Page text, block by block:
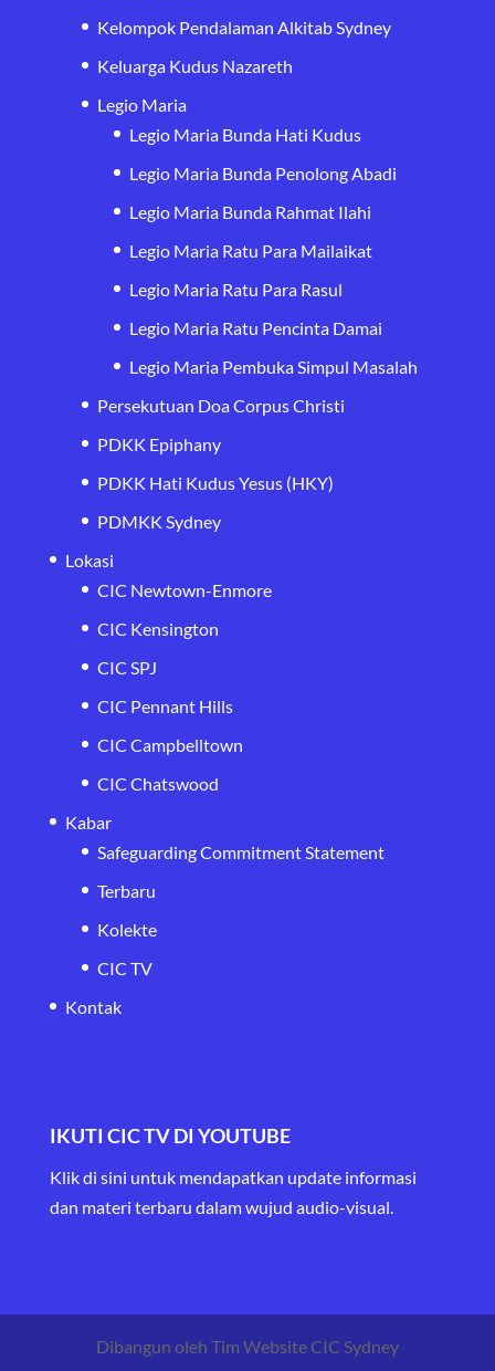
Kelompok Pendalaman Alkitab Sydney
Keluarga Kudus Nazareth
Legio Maria
Legio Maria Bunda Hati Kudus
Legio Maria Bunda Penolong Abadi
Legio Maria Bunda Rahmat Ilahi
Legio Maria Ratu Para Mailaikat
Legio Maria Ratu Para Rasul
Legio Maria Ratu Pencinta Damai
Legio Maria Pembuka Simpul Masalah
Persekutuan Doa Corpus Christi
PDKK Epiphany
PDKK Hati Kudus Yesus (HKY)
PDMKK Sydney
Lokasi
CIC Newtown-Enmore
CIC Kensington
CIC SPJ
CIC Pennant Hills
CIC Campbelltown
CIC Chatswood
Kabar
Safeguarding Commitment Statement
Terbaru
Kolekte
CIC TV
Kontak
IKUTI CIC TV DI YOUTUBE
Klik di sini untuk mendapatkan update informasi
dan materi terbaru dalam wujud audio-visual.
Dibangun oleh Tim Website CIC Sydney